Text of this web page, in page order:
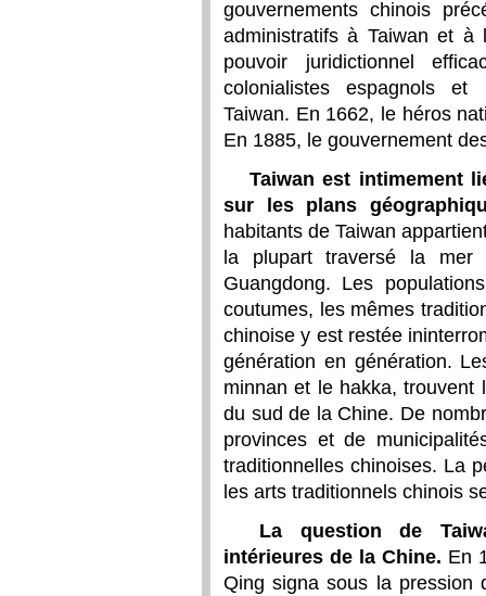
gouvernements chinois
administratifs à Taiwan et
pouvoir juridictionnel
colonialistes espagnols et
Taiwan. En 1662, le héros
En 1885, le gouvernement
Taiwan est intimement
sur les plans
habitants de Taiwan
la plupart traversé la
Guangdong. Les
coutumes, les mêmes
chinoise y est restée
génération en génération.
minnan et le hakka, trouvent
du sud de la Chine. De
provinces et de
traditionnelles chinoises. La
les arts traditionnels chinois
La question de
intérieures de la Chine. En
Qing signa sous la pression